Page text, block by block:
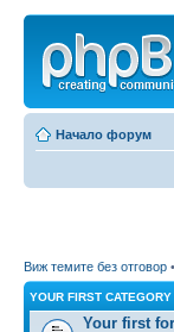
Начало форум
Виж темите без отговор •
YOUR FIRST CATEGORY
Your first